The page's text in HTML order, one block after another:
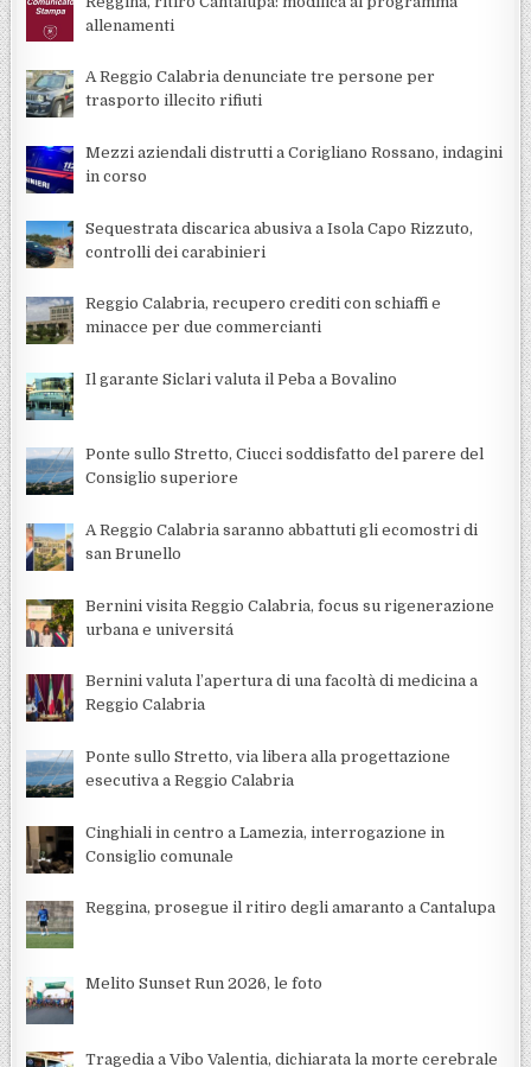
allenamenti
A Reggio Calabria denunciate tre persone per
trasporto illecito rifiuti
Mezzi aziendali distrutti a Corigliano Rossano, indagini
in corso
Sequestrata discarica abusiva a Isola Capo Rizzuto,
controlli dei carabinieri
Reggio Calabria, recupero crediti con schiaffi e
minacce per due commercianti
Il garante Siclari valuta il Peba a Bovalino
Ponte sullo Stretto, Ciucci soddisfatto del parere del
Consiglio superiore
A Reggio Calabria saranno abbattuti gli ecomostri di
san Brunello
Bernini visita Reggio Calabria, focus su rigenerazione
urbana e universitá
Bernini valuta l’apertura di una facoltà di medicina a
Reggio Calabria
Ponte sullo Stretto, via libera alla progettazione
esecutiva a Reggio Calabria
Cinghiali in centro a Lamezia, interrogazione in
Consiglio comunale
Reggina, prosegue il ritiro degli amaranto a Cantalupa
Melito Sunset Run 2026, le foto
Tragedia a Vibo Valentia, dichiarata la morte cerebrale